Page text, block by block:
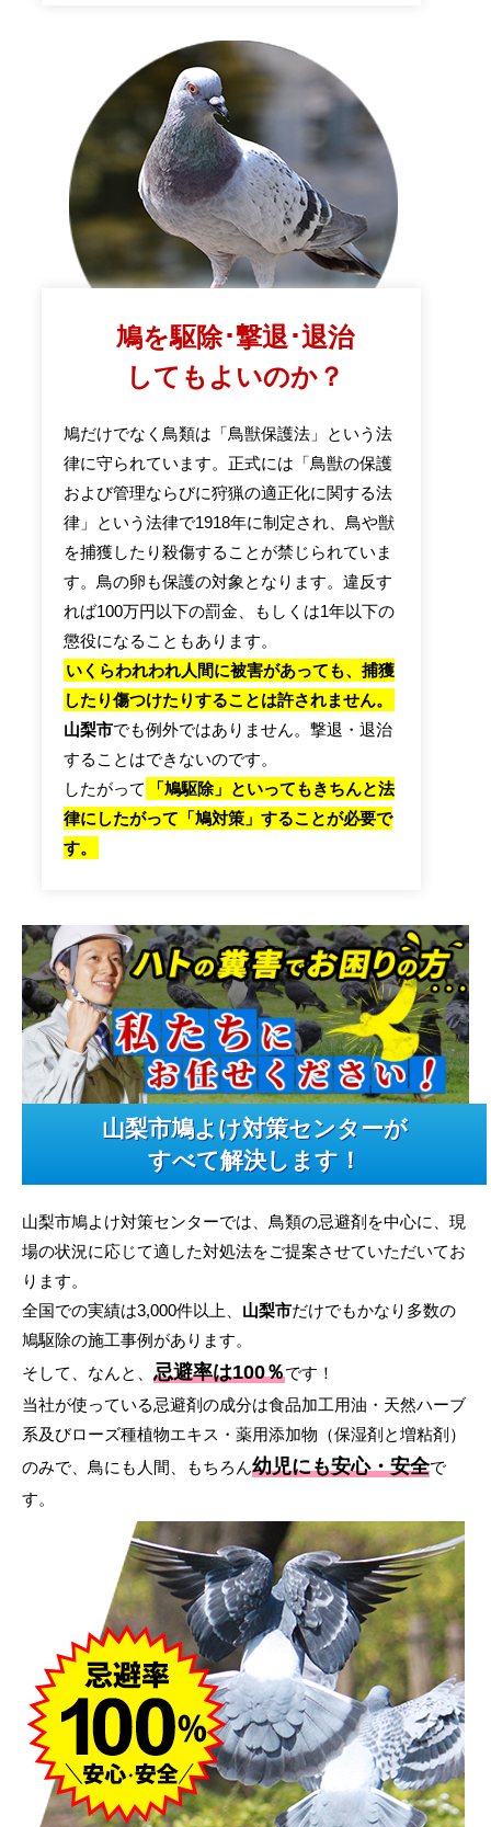
鳩を駆除･撃退･退治
してもよいのか？
鳩だけでなく鳥類は「鳥獣保護法」という法
律に守られています。正式には「鳥獣の保護
および管理ならびに狩猟の適正化に関する法
律」という法律で1918年に制定され、鳥や獣
を捕獲したり殺傷することが禁じられていま
す。鳥の卵も保護の対象となります。違反す
れば100万円以下の罰金、もしくは1年以下の
懲役になることもあります。
いくらわれわれ人間に被害があっても、捕獲
したり傷つけたりすることは許されません。
山梨市でも例外ではありません。撃退・退治
することはできないのです。
したがって
「鳩駆除」といってもきちんと法
律にしたがって「鳩対策」することが必要で
す。
山梨市鳩よけ対策センターが
すべて解決します！
山梨市鳩よけ対策センターでは、鳥類の忌避剤を中心に、現
場の状況に応じて適した対処法をご提案させていただいてお
ります。
全国での実績は3,000件以上、 山梨市だけでもかなり多数の
鳩駆除の施工事例があります。
そして、なんと、 忌避率は100％です！
当社が使っている忌避剤の成分は食品加工用油・天然ハーブ
系及びローズ種植物エキス・薬用添加物（保湿剤と増粘剤）
のみで、鳥にも人間、もちろん幼児にも安心・安全で
す。